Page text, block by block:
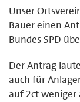
Unser
Bauer einen
Bundes SPD
Der Antrag
auch für
auf 2ct weniger